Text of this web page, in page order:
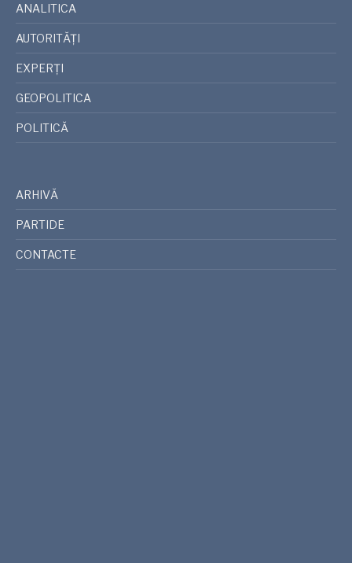
ANALITICA
AUTORITĂȚI
EXPERȚI
GEOPOLITICA
POLITICĂ
ARHIVĂ
PARTIDE
CONTACTE